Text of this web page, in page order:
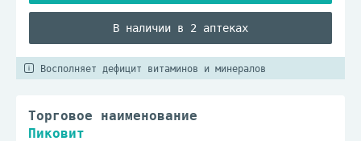
В наличии в 2 аптеках
Восполняет дефицит витаминов и минералов
Торговое наименование
Пиковит